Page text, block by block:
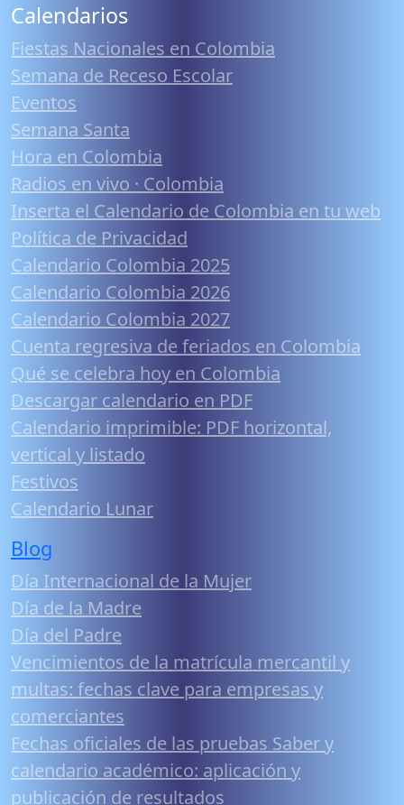
Calendarios
Fiestas Nacionales en Colombia
Semana de Receso Escolar
Eventos
Semana Santa
Hora en Colombia
Radios en vivo · Colombia
Inserta el Calendario de Colombia en tu web
Política de Privacidad
Calendario Colombia 2025
Calendario Colombia 2026
Calendario Colombia 2027
Cuenta regresiva de feriados en Colombia
Qué se celebra hoy en Colombia
Descargar calendario en PDF
Calendario imprimible: PDF horizontal,
vertical y listado
Festivos
Calendario Lunar
Blog
Día Internacional de la Mujer
Día de la Madre
Día del Padre
Vencimientos de la matrícula mercantil y
multas: fechas clave para empresas y
comerciantes
Fechas oficiales de las pruebas Saber y
calendario académico: aplicación y
publicación de resultados